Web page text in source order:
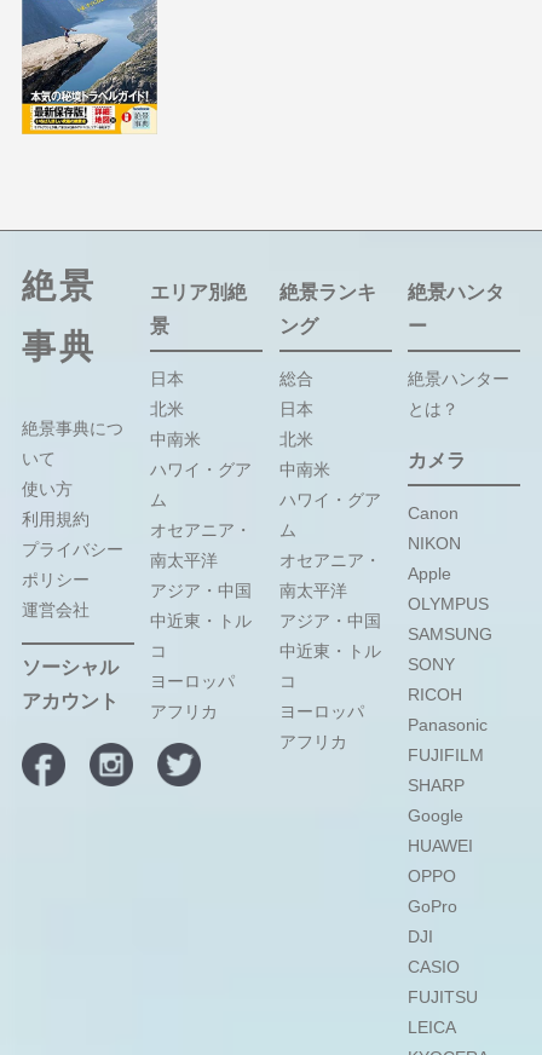
絶景
事典
絶景事典につ
いて
使い方
利用規約
プライバシー
ポリシー
運営会社
ソーシャル
アカウント
エリア別絶
景
日本
北米
中南米
ハワイ・グア
ム
オセアニア・
南太平洋
アジア・中国
中近東・トル
コ
ヨーロッパ
アフリカ
絶景ランキ
ング
総合
日本
北米
中南米
ハワイ・グア
ム
オセアニア・
南太平洋
アジア・中国
中近東・トル
コ
ヨーロッパ
アフリカ
絶景ハンタ
ー
絶景ハンター
とは？
カメラ
Canon
NIKON
Apple
OLYMPUS
SAMSUNG
SONY
RICOH
Panasonic
FUJIFILM
SHARP
Google
HUAWEI
OPPO
GoPro
DJI
CASIO
FUJITSU
LEICA